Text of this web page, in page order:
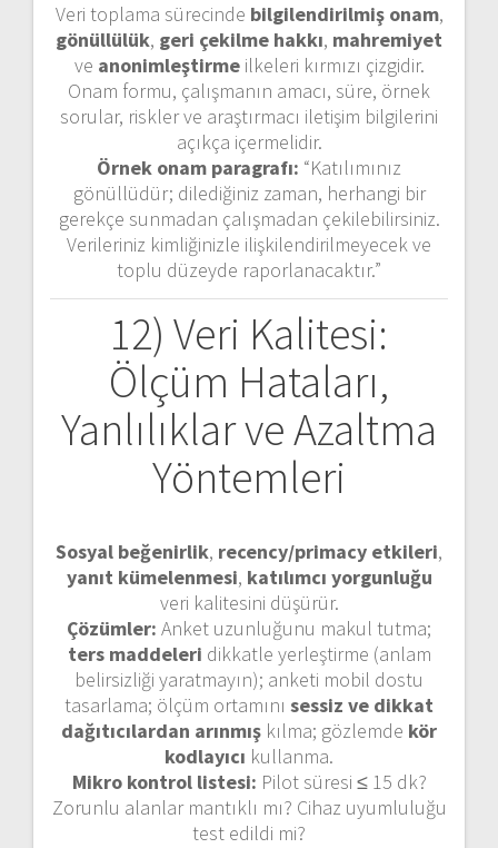
Veri toplama sürecinde bilgilendirilmiş onam,
gönüllülük, geri çekilme hakkı, mahremiyet
ve anonimleştirmeilkeleri kırmızı çizgidir.
Onam formu, çalışmanın amacı, süre, örnek
sorular, riskler ve araştırmacı iletişim bilgilerini
açıkça içermelidir.
Örnek onam paragrafı: “Katılımınız
gönüllüdür; dilediğiniz zaman, herhangi bir
gerekçe sunmadan çalışmadan çekilebilirsiniz.
Verileriniz kimliğinizle ilişkilendirilmeyecek ve
toplu düzeyde raporlanacaktır.”
12) Veri Kalitesi:
Ölçüm Hataları,
Yanlılıklar ve Azaltma
Yöntemleri
Sosyal beğenirlik, recency/primacy etkileri,
yanıt kümelenmesi, katılımcı yorgunluğu
veri kalitesini düşürür.
Çözümler: Anket uzunluğunu makul tutma;
ters maddeleri dikkatle yerleştirme (anlam
belirsizliği yaratmayın); anketi mobil dostu
tasarlama; ölçüm ortamını sessiz ve dikkat
dağıtıcılardan arınmış kılma; gözlemde kör
kodlayıcı kullanma.
Mikro kontrol listesi: Pilot süresi ≤ 15 dk?
Zorunlu alanlar mantıklı mı? Cihaz uyumluluğu
test edildi mi?